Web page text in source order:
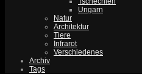
Ungarn
Natur
Architektur
Tiere
Infrarot
Verschiedenes
Archiv
Tags